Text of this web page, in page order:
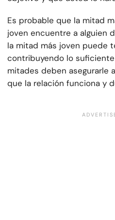
Es probable que la mitad
joven encuentre a alguien
la mitad más joven puede
contribuyendo lo suficiente
mitades deben asegurarle
que la relación funciona y